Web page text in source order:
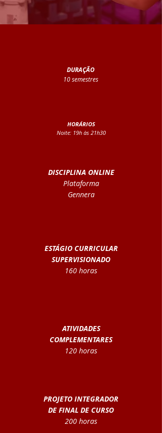
DURAÇÃO
10 semestres
HORÁRIOS
Noite: 19h às 21h30
DISCIPLINA ONLINE
Plataforma
Gennera
ESTÁGIO CURRICULAR
SUPERVISIONADO
160 horas
ATIVIDADES
COMPLEMENTARES
120 horas
PROJETO INTEGRADOR
DE FINAL DE CURSO
200 horas